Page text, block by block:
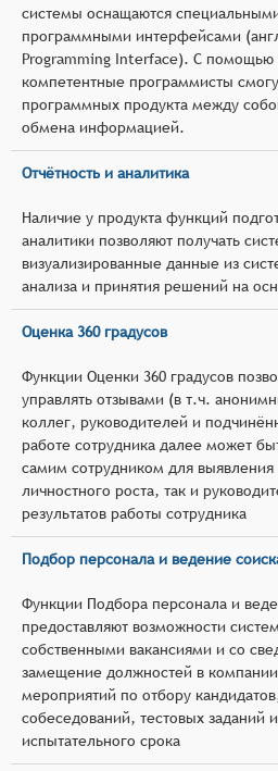
системы оснащаются
программными интерфейсами
Programming Interface). С помощью
компетентные программисты
программных продукта между
обмена информацией.
Отчётность и аналитика
Наличие у продукта функций
аналитики позволяют получать
визуализированные данные из
анализа и принятия решений на
Оценка 360 градусов
Функции Оценки 360 градусов
управлять отзывами (в т.ч.
коллег, руководителей и
работе сотрудника далее может
самим сотрудником для
личностного роста, так и
результатов работы сотрудника
Подбор персонала и ведение
Функции Подбора персонала и
предоставляют возможности
собственными вакансиями и со
замещение должностей в
мероприятий по отбору
собеседований, тестовых заданий
испытательного срока